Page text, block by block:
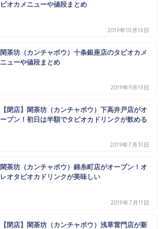
ピオカメニューや値段まとめ
2019年10月16日
閑茶坊（カンチャボウ）十条銀座店のタピオカメ
ニューや値段まとめ
2019年9月19日
【閉店】閑茶坊（カンチャボウ）下高井戸店がオ
ープン！初日は半額でタピオカドリンクが飲める
2019年7月31日
閑茶坊（カンチャボウ）錦糸町店がオープン！オ
レオタピオカドリンクが美味しい
2019年7月11日
【閉店】閑茶坊（カンチャボウ）浅草雷門店が新